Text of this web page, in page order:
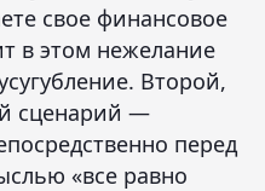
свое финансовое
в этом нежелание
Второй,
сценарий —
перед
«все равно